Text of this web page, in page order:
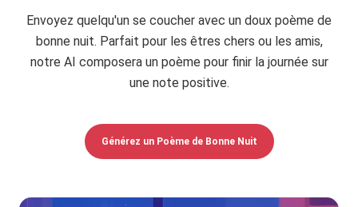
Envoyez quelqu'un se coucher avec un doux poème de
bonne nuit. Parfait pour les êtres chers ou les amis,
notre AI composera un poème pour finir la journée sur
une note positive.
Générez un Poème de Bonne Nuit